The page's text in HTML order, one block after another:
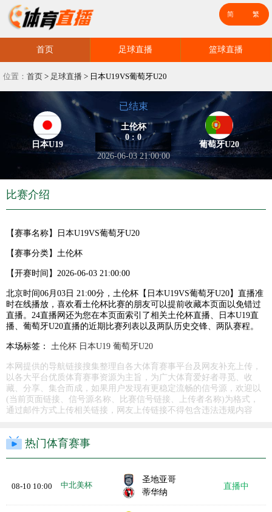
首页 足球直播 篮球直播
位置： 首页 > 足球直播 > 日本U19VS葡萄牙U20
日本U19
已结束
土伦杯
0 : 0
2026-06-03 21:00:00
葡萄牙U20
比赛介绍
【赛事名称】 日本U19VS葡萄牙U20
【赛事分类】 土伦杯
【开赛时间】 2026-06-03 21:00:00
北京时间06月03日 21:00分，土伦杯【日本U19VS葡萄牙U20】直播准
时在线播放，喜欢看土伦杯比赛的朋友可以提前收藏本页面以免错过
直播。24直播网还为您在本页面索引了相关土伦杯直播、日本U19直
播、葡萄牙U20直播的近期比赛列表以及两队历史交锋、两队赛程。
本场标签： 土伦杯 日本U19 葡萄牙U20
本网提供的导航链接搜集整理自各大体育赛事平台及网友补充上传，
以各大平台优质体育赛事资源为主旨，为广大体育爱好者寻觅、收
藏、分享、集合而成，如果用户发现有更稳定流畅的信号源，欢迎以
(当前页面链接、信号源名称、比赛信号链接、上传者名称)为格式，
通过邮件方式上传相关链接，网友上传链接不得包含违法违规内容
热门体育赛事
08-10 10:00 中北美杯
圣地亚哥
蒂华纳
直播中